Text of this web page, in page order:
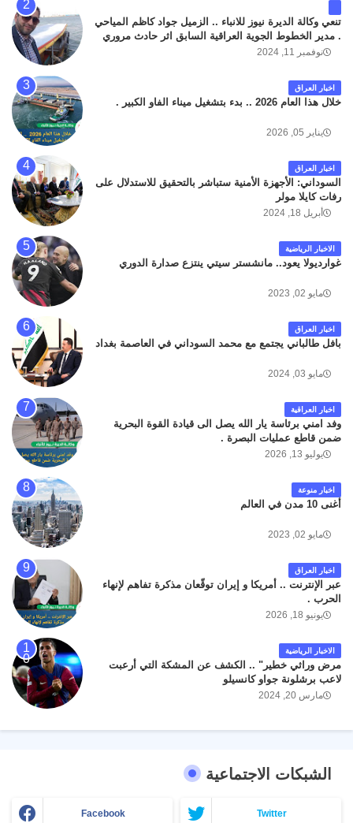
تنعي وكالة الديرة نيوز للانباء .. الزميل جواد كاظم المياحي
. مدير الخطوط الجوية العراقية السابق اثر حادث مروري
داخل مطار البصرة الدولي اليوم الاثنين على الطريق
كان سبب الحادث يعود لتصادم عجلته مع عجلة نوع كيا بنكو
تابعة لشركة الهلال الماسكة لإعمار مطار البصرة الدولي .
سائلين الله عز وجل ان يتغمد الفقيد بواسع رحمته ، و انا
نوفمبر 11, 2024
اخبار العراق
خلال هذا العام 2026 .. بدء بتشغيل ميناء الفاو الكبير .
يناير 05, 2026
اخبار العراق
السوداني: الأجهزة الأمنية ستباشر بالتحقيق للاستدلال على
رفات كايلا مولر
أبريل 18, 2024
الاخبار الرياضية
غوارديولا يعود.. مانشستر سيتي ينتزع صدارة الدوري
مايو 02, 2023
اخبار العراق
بافل طالباني يجتمع مع محمد السوداني في العاصمة بغداد
مايو 03, 2024
اخبار العراقية
وفد امني برئاسة يار الله يصل الى قيادة القوة البحرية
ضمن قاطع عمليات البصرة .
يوليو 13, 2026
اخبار منوعة
أغنى 10 مدن في العالم
مايو 02, 2023
اخبار العراق
عبر الإنترنت .. أمريكا و إيران توقّعان مذكرة تفاهم لإنهاء
الحرب .
يونيو 18, 2026
الاخبار الرياضية
مرض وراثي خطير" .. الكشف عن المشكة التي أرعبت
لاعب برشلونة جواو كانسيلو
مارس 20, 2024
الشبكات الاجتماعية
Facebook Twitter